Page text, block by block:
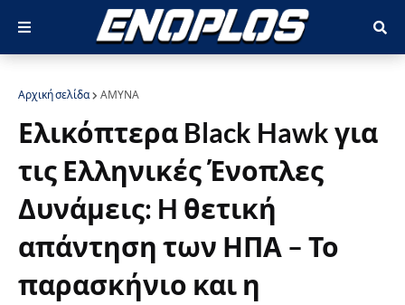
Αρχική σελίδα ΑΜΥΝΑ
Ελικόπτερα Black Hawk για
τις Ελληνικές Ένοπλες
Δυνάμεις: H θετική
απάντηση των ΗΠΑ – Το
παρασκήνιο και η